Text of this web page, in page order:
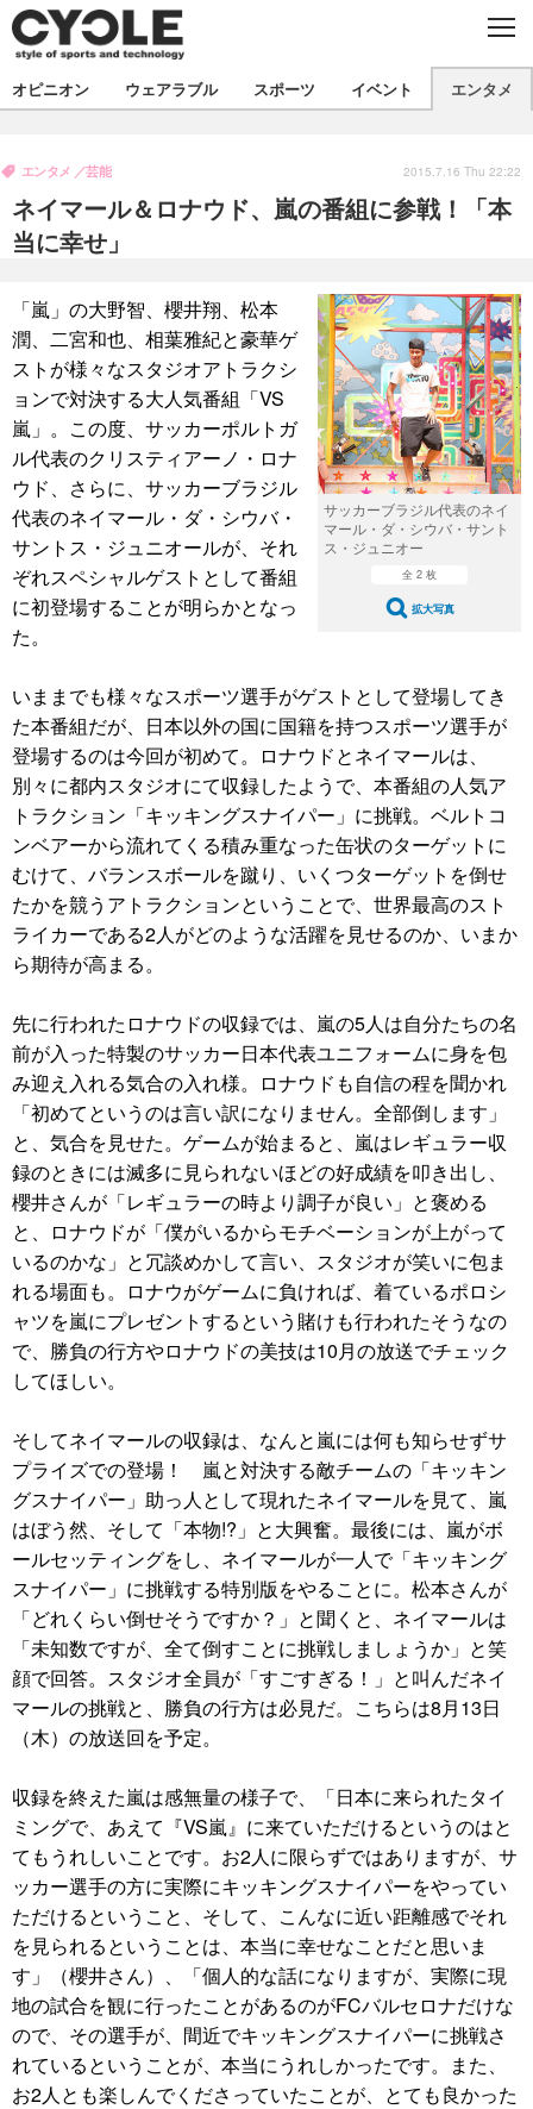
C
O
S
E
製品/用品
衣類
飲食
バックナンバー
コラム
インプレ
ボイス
デバイス
ビジネス
国内
スポーツ
選手
写真
動画
試乗会
スポーツ
ツアー
文化
エンタメ
芸能
出版／映画
話題
ファッション
デザイン
写真
動画
ライフ
社会
政治
ハウツー
オピニオン ウェアラブル スポーツ イベント エンタメ
ネイマール＆ロナウド、嵐の番組に参戦！「本
当に幸せ」
エンタメ 芸能 2015.7.16 Thu 22:22
サッカーブラジル代表のネイ
マール・ダ・シウバ・サント
ス・ジュニオー
全 2 枚
拡大写真
「嵐」の大野智、櫻井翔、松本
潤、二宮和也、相葉雅紀と豪華ゲ
ストが様々なスタジオアトラクシ
ョンで対決する大人気番組「VS
嵐」。この度、サッカーポルトガ
ル代表のクリスティアーノ・ロナ
ウド、さらに、サッカーブラジル
代表のネイマール・ダ・シウバ・
サントス・ジュニオールが、それ
ぞれスペシャルゲストとして番組
に初登場することが明らかとなっ
た。
いままでも様々なスポーツ選手がゲストとして登場してき
た本番組だが、日本以外の国に国籍を持つスポーツ選手が
登場するのは今回が初めて。ロナウドとネイマールは、
別々に都内スタジオにて収録したようで、本番組の人気ア
トラクション「キッキングスナイパー」に挑戦。ベルトコ
ンベアーから流れてくる積み重なった缶状のターゲットに
むけて、バランスボールを蹴り、いくつターゲットを倒せ
たかを競うアトラクションということで、世界最高のスト
ライカーである2人がどのような活躍を見せるのか、いまか
ら期待が高まる。
先に行われたロナウドの収録では、嵐の5人は自分たちの名
前が入った特製のサッカー日本代表ユニフォームに身を包
み迎え入れる気合の入れ様。ロナウドも自信の程を聞かれ
「初めてというのは言い訳になりません。全部倒します」
と、気合を見せた。ゲームが始まると、嵐はレギュラー収
録のときには滅多に見られないほどの好成績を叩き出し、
櫻井さんが「レギュラーの時より調子が良い」と褒める
と、ロナウドが「僕がいるからモチベーションが上がって
いるのかな」と冗談めかして言い、スタジオが笑いに包ま
れる場面も。ロナウがゲームに負ければ、着ているポロシ
ャツを嵐にプレゼントするという賭けも行われたそうなの
で、勝負の行方やロナウドの美技は10月の放送でチェック
してほしい。
そしてネイマールの収録は、なんと嵐には何も知らせずサ
プライズでの登場！ 嵐と対決する敵チームの「キッキン
グスナイパー」助っ人として現れたネイマールを見て、嵐
はぼう然、そして「本物!?」と大興奮。最後には、嵐がボ
ールセッティングをし、ネイマールが一人で「キッキング
スナイパー」に挑戦する特別版をやることに。松本さんが
「どれくらい倒せそうですか？」と聞くと、ネイマールは
「未知数ですが、全て倒すことに挑戦しましょうか」と笑
顔で回答。スタジオ全員が「すごすぎる！」と叫んだネイ
マールの挑戦と、勝負の行方は必見だ。こちらは8月13日
（木）の放送回を予定。
収録を終えた嵐は感無量の様子で、「日本に来られたタイ
ミングで、あえて『VS嵐』に来ていただけるというのはと
てもうれしいことです。お2人に限らずではありますが、サ
ッカー選手の方に実際にキッキングスナイパーをやってい
ただけるということ、そして、こんなに近い距離感でそれ
を見られるということは、本当に幸せなことだと思いま
す」（櫻井さん）、「個人的な話になりますが、実際に現
地の試合を観に行ったことがあるのがFCバルセロナだけな
ので、その選手が、間近でキッキングスナイパーに挑戦さ
れているということが、本当にうれしかったです。また、
お2人とも楽しんでくださっていたことが、とても良かった